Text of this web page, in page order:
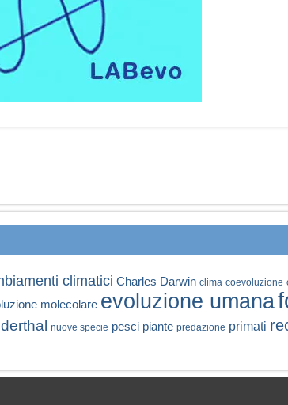
climatici Charles Darwin clima coevoluzione
molecolare evoluzione umana
nuove specie pesci piante predazione primati